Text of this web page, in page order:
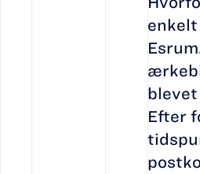
Efter